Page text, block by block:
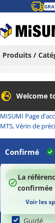
Produits /
Welcome
MISUMI Page
MTS, Vérin de
Confirmé
La
confirmée
Voir les
Forme du
Guidé